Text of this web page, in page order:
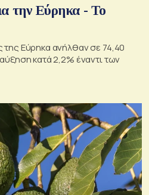
την Εύρηκα - Το
Εύρηκα ανήλθαν σε 74,40
κατά 2,2% έναντι των